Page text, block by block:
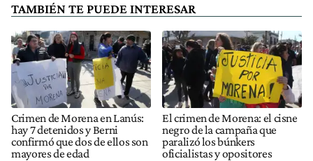
TAMBIÉN TE PUEDE INTERESAR
Crimen de Morena en Lanús:
hay 7 detenidos y Berni
confirmó que dos de ellos son
mayores de edad
El crimen de Morena: el cisne
negro de la campaña que
paralizó los búnkers
oficialistas y opositores